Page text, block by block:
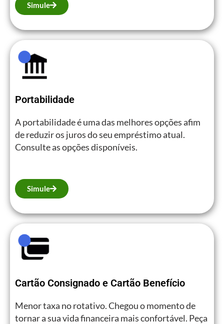
Simule
Portabilidade
A portabilidade é uma das melhores opções afim
de reduzir os juros do seu empréstimo atual.
Consulte as opções disponíveis.
Simule
Cartão Consignado e Cartão Benefício
Menor taxa no rotativo. Chegou o momento de
tornar a sua vida financeira mais confortável. Peça